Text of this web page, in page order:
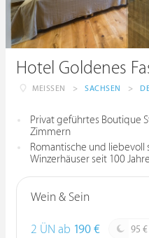
Hotel Goldenes
MEISSEN > SACHSEN >
Privat geführtes Boutique
Zimmern
Romantische und
Winzerhäuser seit 100
Wein & Sein
2 ÜN ab 190 € 95